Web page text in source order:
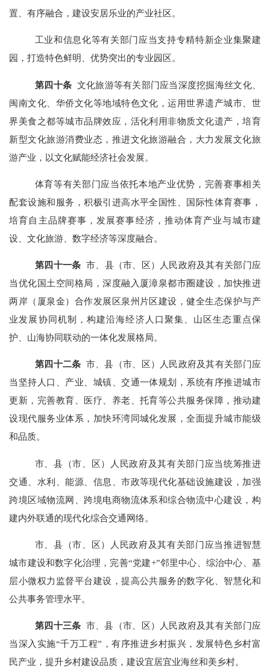
置、有序融合，建设安居乐业的产业社区。
工业和信息化等有关部门应当支持专精特新企业集聚建
园，打造特色鲜明、优势突出的专业园区。
第四十条 文化旅游等有关部门应当深度挖掘海丝文化、
闽南文化、华侨文化等地域特色文化，运用世界遗产城市、世
界美食之都等城市品牌效应，活化利用非物质文化遗产，培育
新型文化旅游消费业态，推进文化旅游融合，大力发展文化旅
游产业，以文化赋能经济社会发展。
体育等有关部门应当依托本地产业优势，完善赛事相关
配套设施和服务，积极引进高水平全国性、国际性体育赛事，
培育自主品牌赛事，发展赛事经济，推动体育产业与城市建
设、文化旅游、数字经济等深度融合。
第四十一条 市、县（市、区）人民政府及其有关部门应
当优化国土空间格局，深度融入厦漳泉都市圈建设，加快推进
两岸（厦泉金）合作发展区泉州片区建设，健全生态保护与产
业发展协同机制，构建沿海经济人口聚集、山区生态重点保
护、山海协同联动的一体化发展格局。
第四十二条 市、县（市、区）人民政府及其有关部门应
当坚持人口、产业、城镇、交通一体规划，系统有序推进城市
更新，完善教育、医疗、养老、托育等公共服务保障，推动建
设现代服务业体系，加快环湾同城化发展，全面提升城市能级
和品质。
市、县（市、区）人民政府及其有关部门应当统筹推进
交通、水利、能源、信息、市政等现代化基础设施建设，加强
跨境区域物流网、跨境电商物流体系和综合物流中心建设，构
建内外联通的现代化综合交通网络。
市、县（市、区）人民政府及其有关部门应当推进智慧
城市建设和数字化治理，完善“党建+”邻里中心、综治中心、基
层小微权力监督平台建设，提高公共服务的数字化、智慧化和
公共事务管理水平。
第四十三条 市、县（市、区）人民政府及其有关部门应
当深入实施“千万工程”，有序推进乡村振兴，发展特色乡村富
民产业，提升乡村建设品质，建设宜居宜业海丝和美乡村。